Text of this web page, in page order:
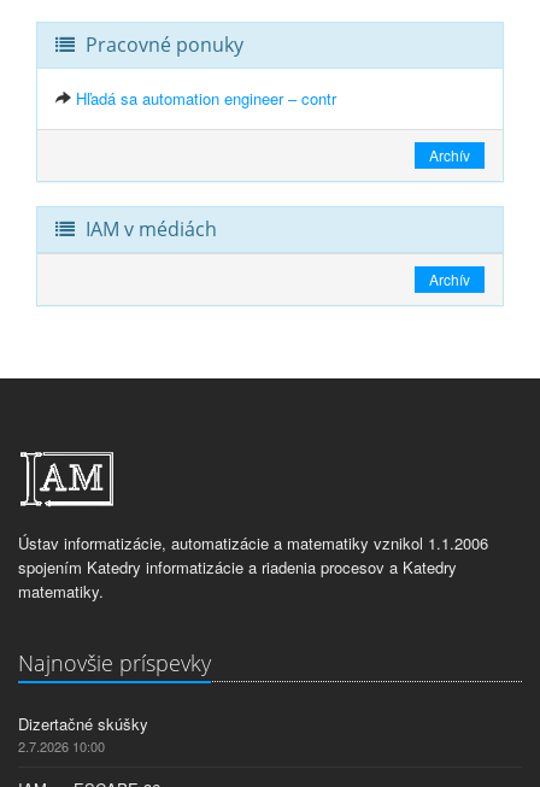
Pracovné ponuky
Hľadá sa automation engineer – contr
Archív
IAM v médiách
Archív
Ústav informatizácie, automatizácie a matematiky vznikol 1.1.2006
spojením Katedry informatizácie a riadenia procesov a Katedry
matematiky.
Najnovšie príspevky
Dizertačné skúšky
2.7.2026 10:00